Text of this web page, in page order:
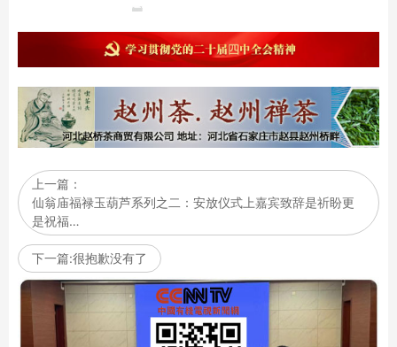
上一篇：
仙翁庙福禄玉葫芦系列之二：安放仪式上嘉宾致辞是祈盼更
是祝福…
下一篇:很抱歉没有了